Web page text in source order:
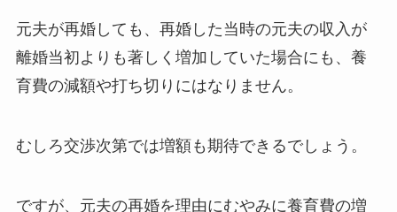
元夫が再婚しても、再婚した当時の元夫の収入が
離婚当初よりも著しく増加していた場合にも、養
育費の減額や打ち切りにはなりません。
むしろ交渉次第では増額も期待できるでしょう。
ですが、元夫の再婚を理由にむやみに養育費の増